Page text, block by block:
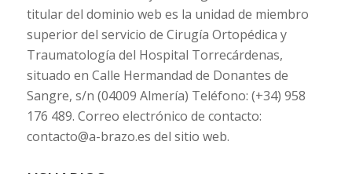
titular del dominio web es la unidad de miembro
superior del servicio de Cirugía Ortopédica y
Traumatología del Hospital Torrecárdenas,
situado en Calle Hermandad de Donantes de
Sangre, s/n (04009 Almería) Teléfono: (+34) 958
176 489. Correo electrónico de contacto:
contacto@a-brazo.es del sitio web.